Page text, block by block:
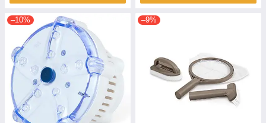
–10% –9%